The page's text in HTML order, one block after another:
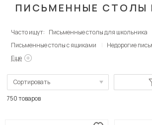
ПИСЬМЕННЫЕ СТОЛЫ
Часто ищут: Письменные столы для школьника
Письменные столы с ящиками
Недорогие
Еще
Сортировать
750 товаров